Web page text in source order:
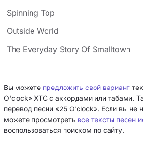
Spinning Top
Outside World
The Everyday Story Of Smalltown
Вы можете предложить свой вариант
O'clock» XTC с аккордами или табами.
перевод песни «25 O'clock». Если вы не
можете просмотреть все тексты песен
воспользоваться поиском по сайту.